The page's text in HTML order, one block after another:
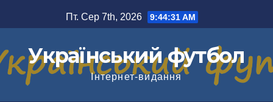
до
Пт. Сер 7th, 2026 9:44:31 AM
Український футбол
Інтернет-видання